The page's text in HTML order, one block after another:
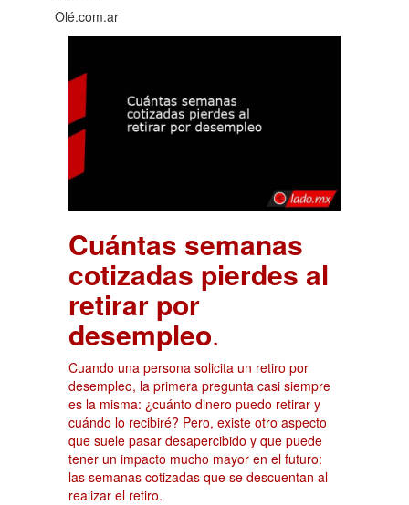
Olé.com.ar
Cuántas semanas
cotizadas pierdes al
retirar por
desempleo.
Cuando una persona solicita un retiro por
desempleo, la primera pregunta casi siempre
es la misma: ¿cuánto dinero puedo retirar y
cuándo lo recibiré? Pero, existe otro aspecto
que suele pasar desapercibido y que puede
tener un impacto mucho mayor en el futuro:
las semanas cotizadas que se descuentan al
realizar el retiro.